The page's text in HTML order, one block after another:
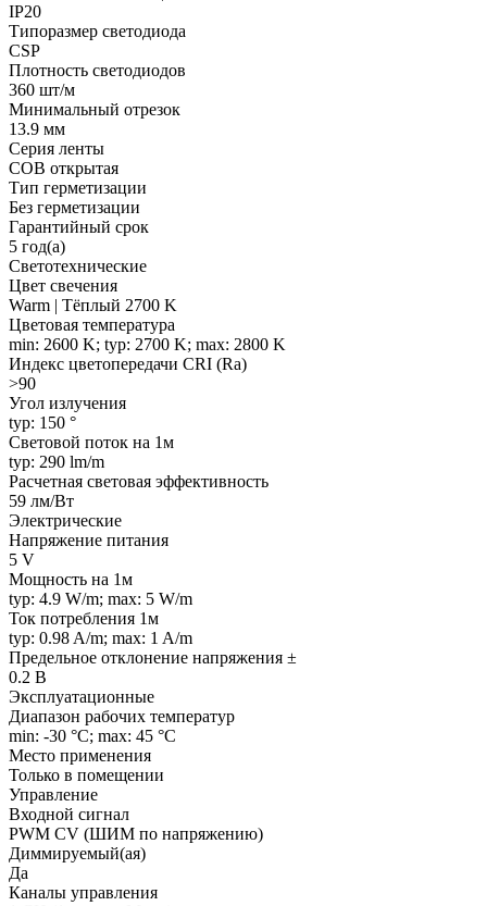
IP20
Типоразмер светодиода
CSP
Плотность светодиодов
360 шт/м
Минимальный отрезок
13.9 мм
Серия ленты
COB открытая
Тип герметизации
Без герметизации
Гарантийный срок
5 год(а)
Светотехнические
Цвет свечения
Warm | Тёплый 2700 K
Цветовая температура
min: 2600 K; typ: 2700 K; max: 2800 K
Индекс цветопередачи CRI (Ra)
>90
Угол излучения
typ: 150 °
Световой поток на 1м
typ: 290 lm/m
Расчетная световая эффективность
59 лм/Вт
Электрические
Напряжение питания
5 V
Мощность на 1м
typ: 4.9 W/m; max: 5 W/m
Ток потребления 1м
typ: 0.98 A/m; max: 1 A/m
Предельное отклонение напряжения ±
0.2 В
Эксплуатационные
Диапазон рабочих температур
min: -30 °C; max: 45 °C
Место применения
Только в помещении
Управление
Входной сигнал
PWM СV (ШИМ по напряжению)
Диммируемый(ая)
Да
Каналы управления